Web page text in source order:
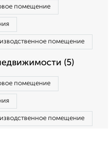
помещение
помещение
(5)
помещение
помещение